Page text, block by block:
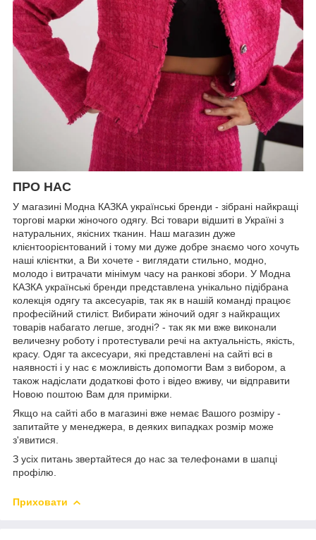
ПРО НАС
У магазині Модна КАЗКА українські бренди - зібрані найкращі
торгові марки жіночого одягу. Всі товари відшиті в Україні з
натуральних, якісних тканин. Наш магазин дуже
клієнтоорієнтований і тому ми дуже добре знаємо чого хочуть
наші клієнтки, а Ви хочете - виглядати стильно, модно,
молодо і витрачати мінімум часу на ранкові збори. У Модна
КАЗКА українські бренди представлена унікально підібрана
колекція одягу та аксесуарів, так як в нашій команді працює
професійний стиліст. Вибирати жіночий одяг з найкращих
товарів набагато легше, згодні? - так як ми вже виконали
величезну роботу і протестували речі на актуальність, якість,
красу. Одяг та аксесуари, які представлені на сайті всі в
наявності і у нас є можливість допомогти Вам з вибором, а
також надіслати додаткові фото і відео вживу, чи відправити
Новою поштою Вам для примірки.
Якщо на сайті або в магазині вже немає Вашого розміру -
запитайте у менеджера, в деяких випадках розмір може
з'явитися.
З усіх питань звертайтеся до нас за телефонами в шапці
профілю.
Приховати